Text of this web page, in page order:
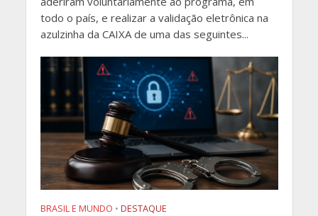
todo o país, e realizar a validação eletrônica na
azulzinha da CAIXA de uma das seguintes...
BRASIL E MUNDO • DESTAQUE